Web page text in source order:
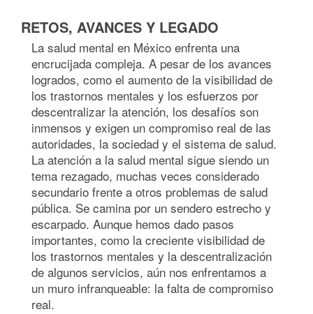
RETOS, AVANCES Y LEGADO
La salud mental en México enfrenta una
encrucijada compleja. A pesar de los avances
logrados, como el aumento de la visibilidad de
los trastornos mentales y los esfuerzos por
descentralizar la atención, los desafíos son
inmensos y exigen un compromiso real de las
autoridades, la sociedad y el sistema de salud.
La atención a la salud mental sigue siendo un
tema rezagado, muchas veces considerado
secundario frente a otros problemas de salud
pública. Se camina por un sendero estrecho y
escarpado. Aunque hemos dado pasos
importantes, como la creciente visibilidad de
los trastornos mentales y la descentralización
de algunos servicios, aún nos enfrentamos a
un muro infranqueable: la falta de compromiso
real.